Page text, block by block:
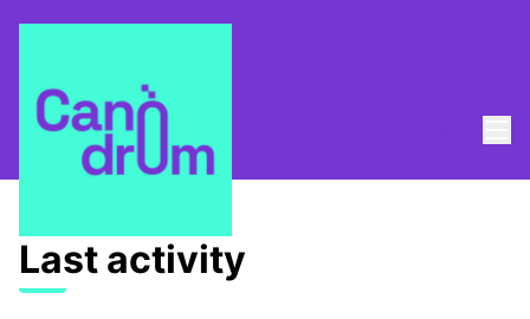
Last activities
Last activity